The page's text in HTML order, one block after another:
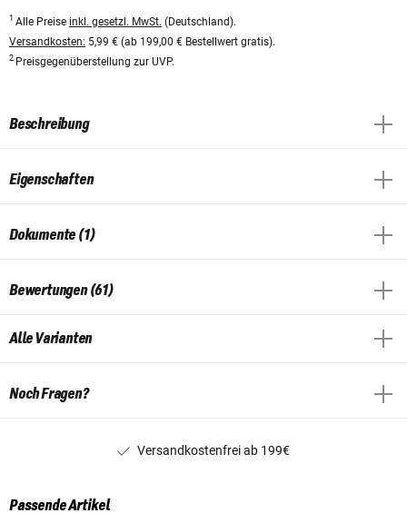
1 Alle Preise inkl. gesetzl. MwSt. (Deutschland).
Versandkosten: 5,99 € (ab 199,00 € Bestellwert gratis).
2 Preisgegenüberstellung zur UVP.
Beschreibung
Eigenschaften
Dokumente (1)
Bewertungen (61)
Alle Varianten
Noch Fragen?
Versandkostenfrei ab 199€
Passende Artikel